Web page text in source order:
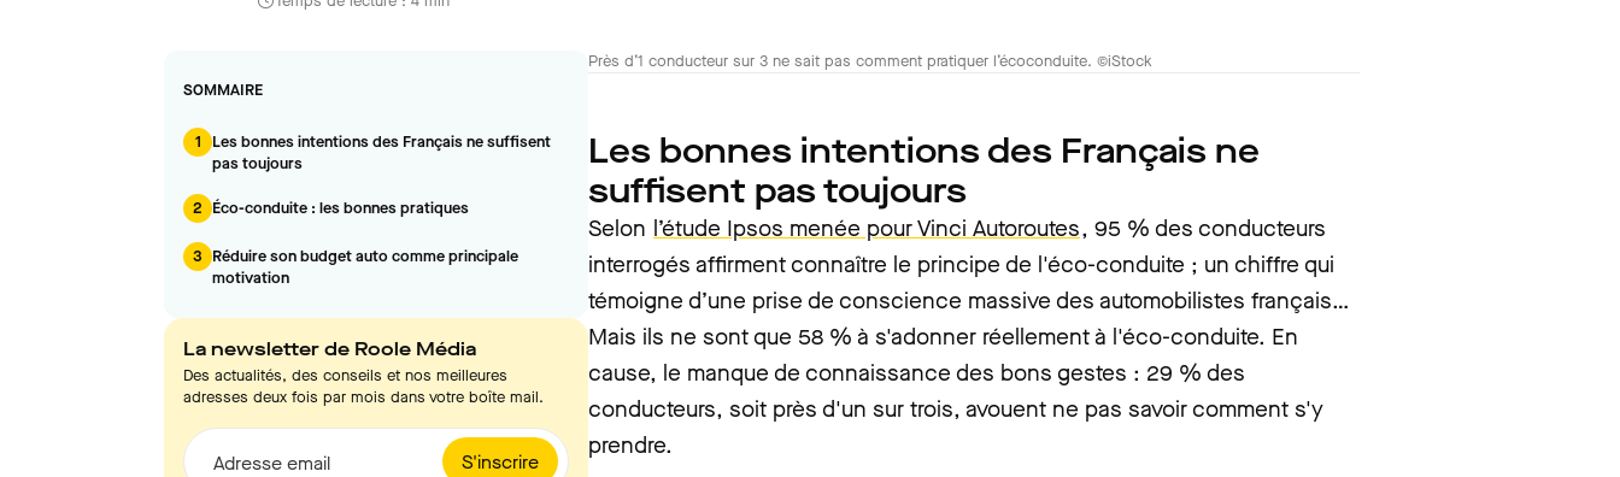
SOMMAIRE
1
Les bonnes intentions des Français ne suffisent
pas toujours
2 Éco-conduite : les bonnes pratiques
3 Réduire son budget auto comme principale
motivation
La newsletter de Roole Média
Des actualités, des conseils et nos meilleures
adresses deux fois par mois dans votre boîte mail.
S'inscrire
Adresse email
Près d’1 conducteur sur 3 ne sait pas comment pratiquer l’écoconduite. ©iStock
Les bonnes intentions des Français ne
suffisent pas toujours
Selon l’étude Ipsos menée pour Vinci Autoroutes, 95 % des conducteurs
interrogés affirment connaître le principe de l'éco-conduite ; un chiffre qui
témoigne d’une prise de conscience massive des automobilistes français…
Mais ils ne sont que 58 % à s'adonner réellement à l'éco-conduite. En
cause, le manque de connaissance des bons gestes : 29 % des
conducteurs, soit près d'un sur trois, avouent ne pas savoir comment s'y
prendre.